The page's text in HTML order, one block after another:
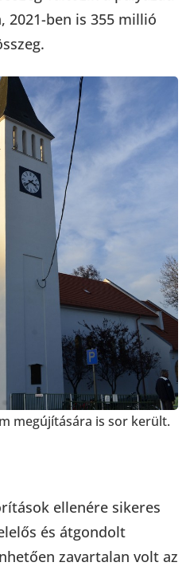
2021-ben is 355 millió
megújítására is sor került.
ellenére sikeres
és átgondolt
zavartalan volt az